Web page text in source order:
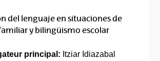
del lenguaje en situaciones de
y bilingüismo escolar
principal: Itziar Idiazabal